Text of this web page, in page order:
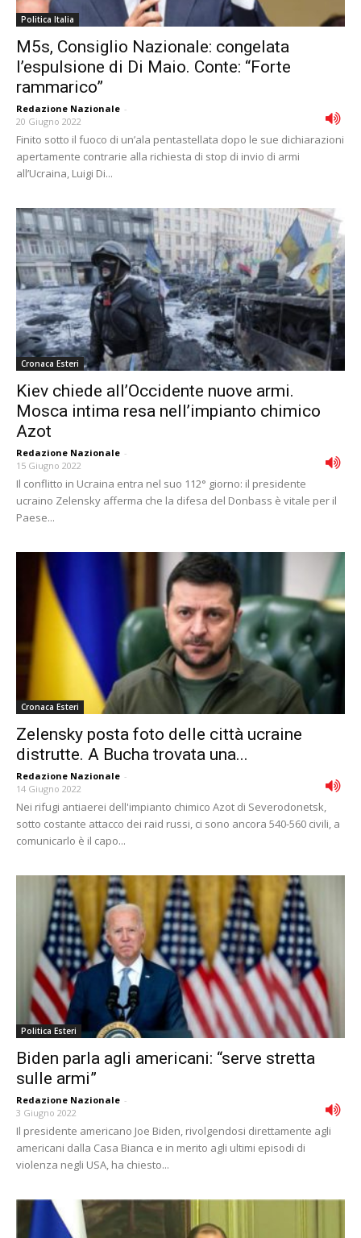
Politica Italia
M5s, Consiglio Nazionale: congelata
l’espulsione di Di Maio. Conte: “Forte
rammarico”
Redazione Nazionale -
20 Giugno 2022
Finito sotto il fuoco di un’ala pentastellata dopo le sue dichiarazioni
apertamente contrarie alla richiesta di stop di invio di armi
all’Ucraina, Luigi Di...
Cronaca Esteri
Kiev chiede all’Occidente nuove armi.
Mosca intima resa nell’impianto chimico
Azot
Redazione Nazionale -
15 Giugno 2022
Il conflitto in Ucraina entra nel suo 112° giorno: il presidente
ucraino Zelensky afferma che la difesa del Donbass è vitale per il
Paese...
Cronaca Esteri
Zelensky posta foto delle città ucraine
distrutte. A Bucha trovata una...
Redazione Nazionale -
14 Giugno 2022
Nei rifugi antiaerei dell'impianto chimico Azot di Severodonetsk,
sotto costante attacco dei raid russi, ci sono ancora 540-560 civili, a
comunicarlo è il capo...
Politica Esteri
Biden parla agli americani: “serve stretta
sulle armi”
Redazione Nazionale -
3 Giugno 2022
Il presidente americano Joe Biden, rivolgendosi direttamente agli
americani dalla Casa Bianca e in merito agli ultimi episodi di
violenza negli USA, ha chiesto...